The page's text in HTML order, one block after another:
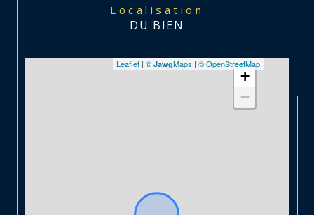
Localisation
DU BIEN
+
−
Leaflet | © JawgMaps | © OpenStreetMap